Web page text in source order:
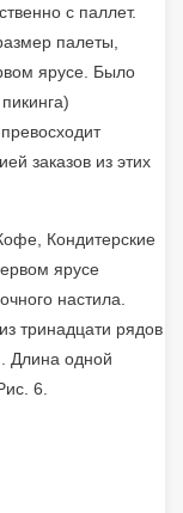
с паллет.
палеты,
ярусе. Было
заказов из этих
Кондитерские
ярусе
настила.
тринадцати рядов
Длина одной
6.